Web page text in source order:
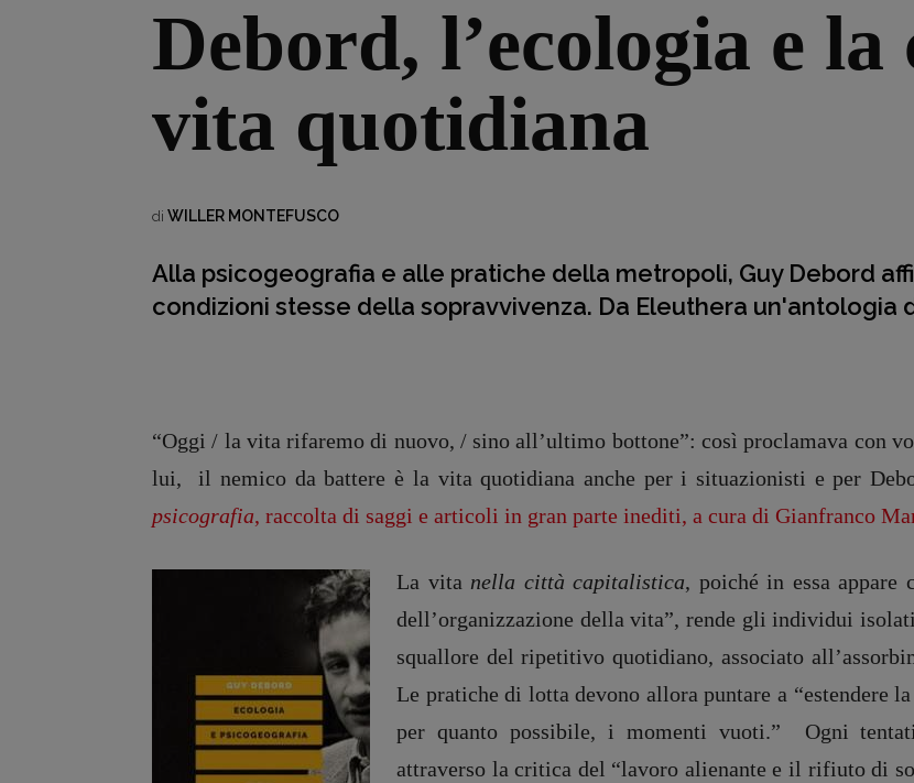
Debord, l’ecologia e
vita quotidiana
di WILLER MONTEFUSCO
Alla psicogeografia e alle pratiche della metropoli, Guy Debord
condizioni stesse della sopravvivenza. Da Eleuthera un'antologia
“Oggi / la vita rifaremo di nuovo, / sino all’ultimo bottone”: così proclamava con
lui, il nemico da battere è la vita quotidiana anche per i situazionisti e per
psicografia, raccolta di saggi e articoli in gran parte inediti, a cura di Gianfranco
La vita nella città capitalistica, poiché in essa appare
dell’organizzazione della vita”, rende gli individui
squallore del ripetitivo quotidiano, associato
Le pratiche di lotta devono allora puntare a “estendere
per quanto possibile, i momenti vuoti.” Ogni
attraverso la critica del “lavoro alienante e il rifiuto di